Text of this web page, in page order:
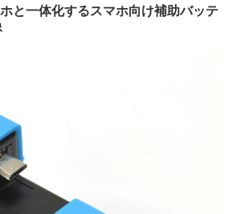
スポーツ
ショッピング
と一体化するスマホ向け補助バッテ